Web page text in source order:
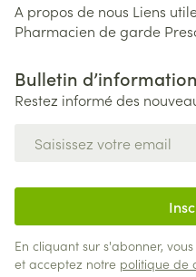
A propos de nous Liens
Pharmacien de garde
Bulletin d’information
Restez informé des
En cliquant sur s'abonner,
et acceptez notre politique de